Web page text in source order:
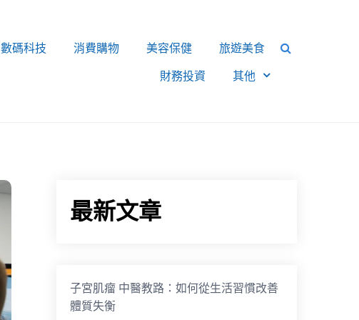
數碼科技 消費購物 美容保健 旅遊美食
財務投資 其他
最新文章
子宮肌瘤 中醫教路：如何從生活習慣改善
體質失衡